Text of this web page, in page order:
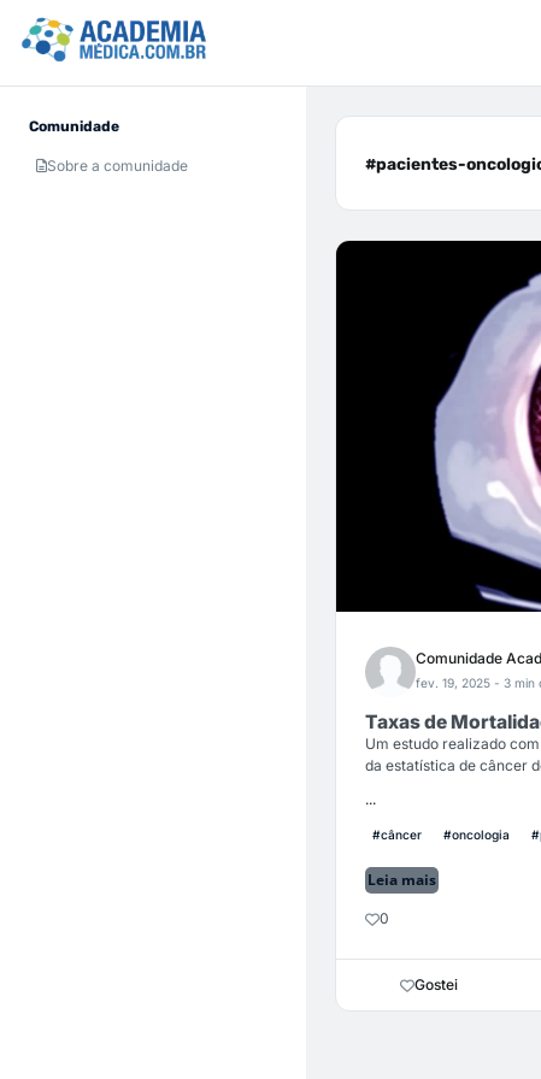
Comunidade
Sobre a comunidade #pacientes-
Comunidade
fev. 19, 2025 - 3 min
Taxas de
Um estudo realizado
da estatística de câncer
...
#câncer #oncologia
Leia mais
0
Gostei